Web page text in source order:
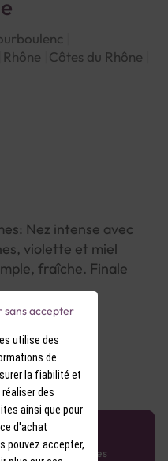
Rhône Côtes du Rhône
Nez intense avec
violette et miel
fraîche. Finale
Comptoir des Vignes
utilise des
de
la fiabilité et
des
ainsi que pour
d'achat
pouvez accepter,
sans accepter